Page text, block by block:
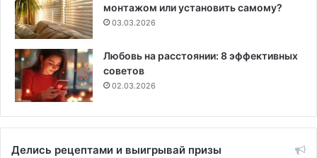
монтажом или установить самому?
03.03.2026
Любовь на расстоянии: 8 эффективных
советов
02.03.2026
Делись рецептами и выигрывай призы